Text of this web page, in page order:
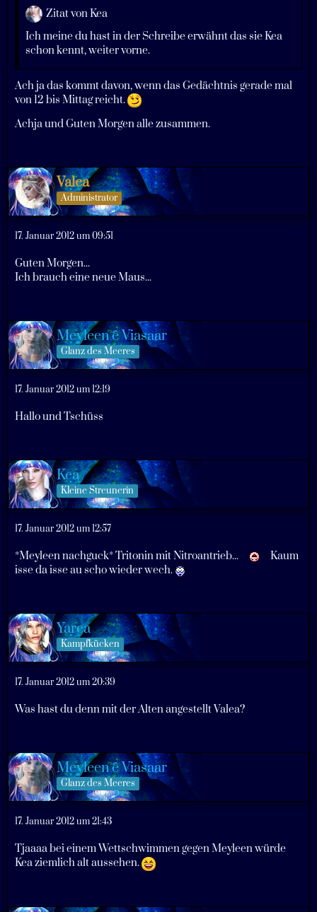
Zitat von Kea
Ich meine du hast in der Schreibe erwähnt das sie Kea
schon kennt, weiter vorne.
Ach ja das kommt davon, wenn das Gedächtnis gerade mal
von 12 bis Mittag reicht.
Achja und Guten Morgen alle zusammen.
Valea
Administrator
17. Januar 2012 um 09:51
Guten Morgen...
Ich brauch eine neue Maus...
Meyleen ê Viasaar
Glanz des Meeres
17. Januar 2012 um 12:19
Hallo und Tschüss
Kea
Kleine Streunerin
17. Januar 2012 um 12:57
*Meyleen nachguck* Tritonin mit Nitroantrieb...
Kaum
isse da isse au scho wieder wech.
Yarea
Kampfkücken
17. Januar 2012 um 20:39
Was hast du denn mit der Alten angestellt Valea?
Meyleen ê Viasaar
Glanz des Meeres
17. Januar 2012 um 21:43
Tjaaaa bei einem Wettschwimmen gegen Meyleen würde
Kea ziemlich alt aussehen.